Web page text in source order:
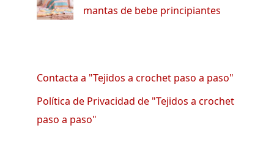
mantas de bebe principiantes
Contacta a "Tejidos a crochet paso a paso"
Política de Privacidad de "Tejidos a crochet
paso a paso"